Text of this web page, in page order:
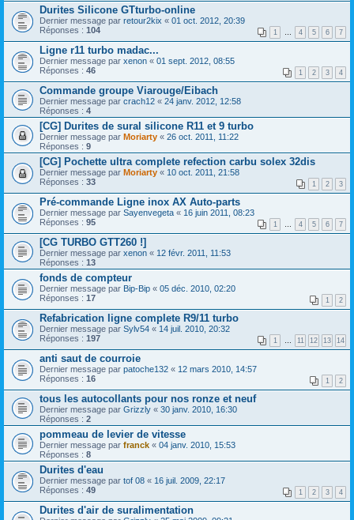
Durites Silicone GTturbo-online
Dernier message par retour2kix « 01 oct. 2012, 20:39
Réponses : 104 1 4 5 6 7
Ligne r11 turbo madac...
Dernier message par xenon « 01 sept. 2012, 08:55
Réponses : 46 1 2 3 4
Commande groupe Viarouge/Eibach
Dernier message par crach12 « 24 janv. 2012, 12:58
Réponses : 4
[CG] Durites de sural silicone R11 et 9 turbo
Dernier message par Moriarty « 26 oct. 2011, 11:22
Réponses : 9
[CG] Pochette ultra complete refection carbu solex 32dis
Dernier message par Moriarty « 10 oct. 2011, 21:58
Réponses : 33 1 2 3
Pré-commande Ligne inox AX Auto-parts
Dernier message par Sayenvegeta « 16 juin 2011, 08:23
Réponses : 95 1 4 5 6 7
[CG TURBO GTT260 !]
Dernier message par xenon « 12 févr. 2011, 11:53
Réponses : 13
fonds de compteur
Dernier message par Bip-Bip « 05 déc. 2010, 02:20
Réponses : 17 1 2
Refabrication ligne complete R9/11 turbo
Dernier message par Sylv54 « 14 juil. 2010, 20:32
Réponses : 197 1 11 12 13 14
anti saut de courroie
Dernier message par patoche132 « 12 mars 2010, 14:57
Réponses : 16 1 2
tous les autocollants pour nos ronze et neuf
Dernier message par Grizzly « 30 janv. 2010, 16:30
Réponses : 2
pommeau de levier de vitesse
Dernier message par franck « 04 janv. 2010, 15:53
Réponses : 8
Durites d'eau
Dernier message par tof 08 « 16 juil. 2009, 22:17
Réponses : 49 1 2 3 4
Durites d'air de suralimentation